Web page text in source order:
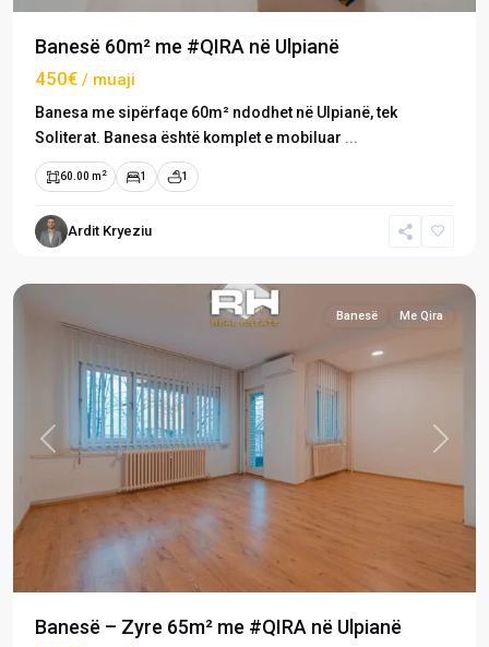
Banesë 60m² me #QIRA në Ulpianë
450€ / muaji
Banesa me sipërfaqe 60m² ndodhet në Ulpianë, tek
Soliterat. Banesa është komplet e mobiluar ...
60.00 m 2 1 1
Ardit Kryeziu
Ulpianë,
Previous Next
Banesë Me Qira
Banesë – Zyre 65m² me #QIRA në Ulpianë